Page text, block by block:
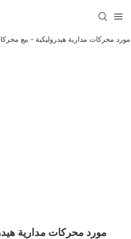
مورد محركات مدارية